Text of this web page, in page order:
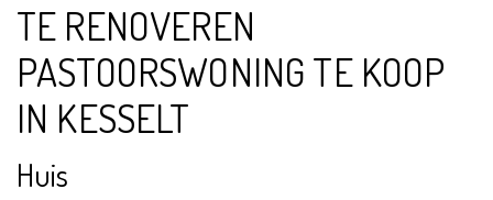
TE RENOVEREN
PASTOORSWONING TE KOOP
IN KESSELT
Huis